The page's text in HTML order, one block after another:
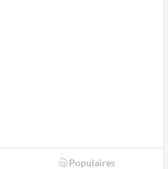
Populaires